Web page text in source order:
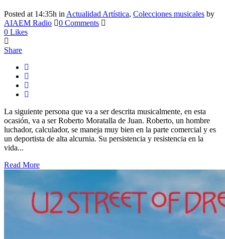
Posted at 14:35h in Actualidad Artística, Colecciones musicales by
AIAEM Radio
0 Comments
0 Likes
Share
La siguiente persona que va a ser descrita musicalmente, en esta
ocasión, va a ser Roberto Moratalla de Juan. Roberto, un hombre
luchador, calculador, se maneja muy bien en la parte comercial y es
un deportista de alta alcurnia. Su persistencia y resistencia en la
vida...
Read More